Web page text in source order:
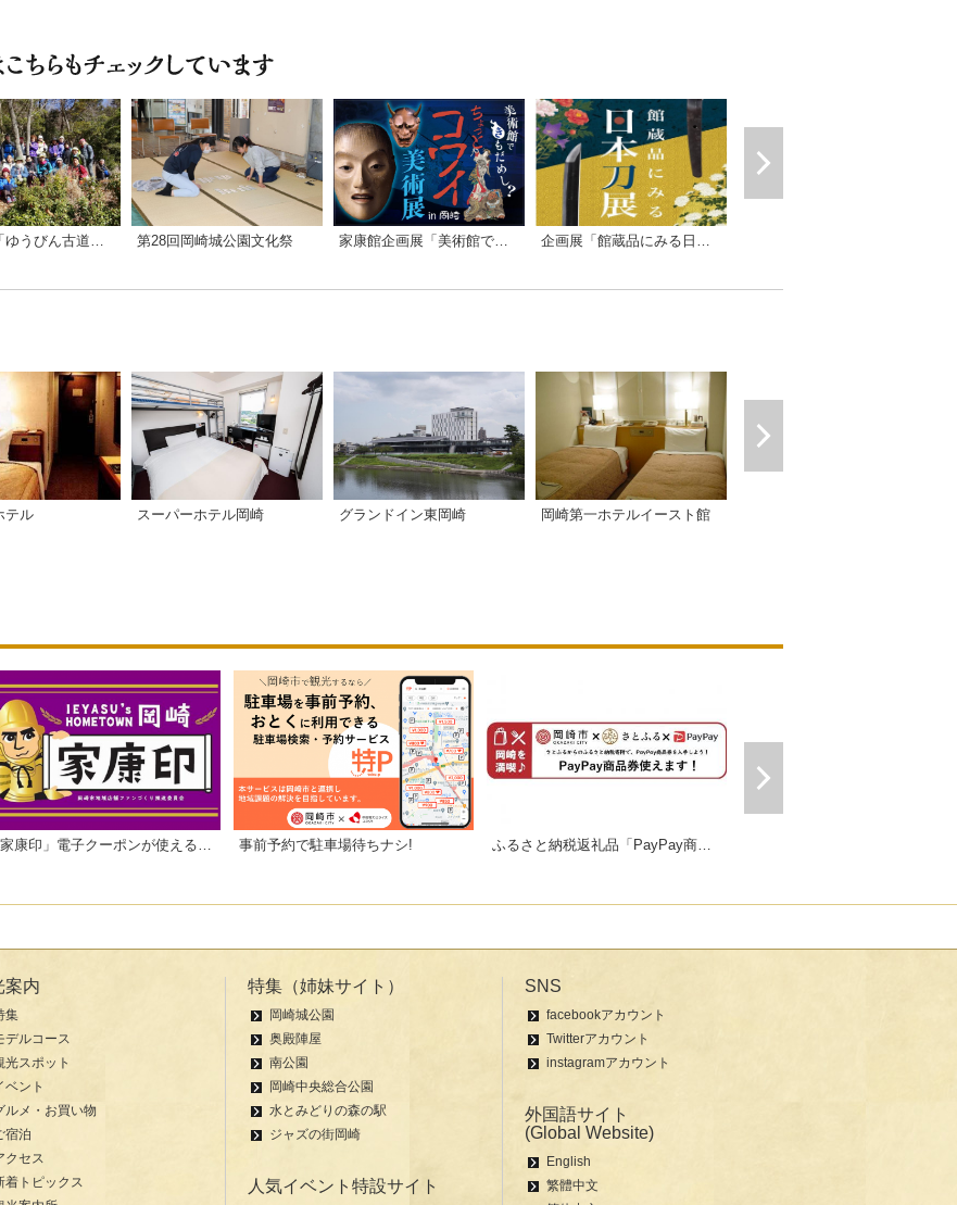
オクオカ「ゆうびん古道」トレッキング 第28回岡崎城公園文化祭 家康館企画展「美術館できもだめし？ちょっとコワイ美術展in岡崎」 企画展「館蔵品にみる日本刀展」
テル スーパーホテル岡崎 グランドイン東岡崎 岡崎第一ホテルイースト館
「家康印」電子クーポンが使えるお店一覧 事前予約で駐車場待ちナシ! ふるさと納税返礼品「PayPay商品券」
案内
集
デルコース
光スポット
ベント
ルメ・お買い物
宿泊
クセス
着トピックス
特集（姉妹サイト）
岡崎城公園
奥殿陣屋
南公園
岡崎中央総合公園
水とみどりの森の駅
ジャズの街岡崎
人気イベント特設サイト
SNS
facebookアカウント
Twitterアカウント
instagramアカウント
外国語サイト
(Global Website)
English
繁體中文